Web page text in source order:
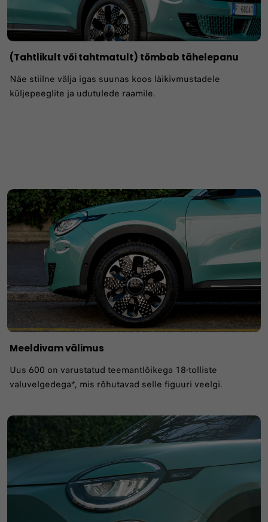
(Tahtlikult või tahtmatult) tõmbab tähelepanu
Näe stiilne välja igas suunas koos läikivmustadele
küljepeeglite ja udutulede raamile.
Meeldivam välimus
Uus 600 on varustatud teemantlõikega 18-tolliste
valuvelgedega*, mis rõhutavad selle figuuri veelgi.